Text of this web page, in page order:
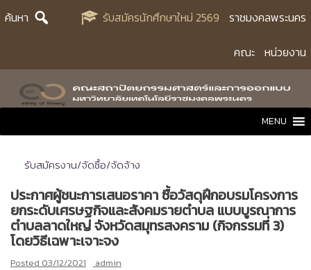
Skipค้นหา รับสมัครนักศึกษาใหม่ 2569 ราชมงคลพระนคร
คณะ หน่วยงาน
MENU
รับสมัครงาน/จัดซื้อ/จัดจ้าง
ประกาศผู้ชนะการเสนอราคา ซื้อวัสดุฝึกอบรมโครงการ
ยกระดับเศรษฐกิจและสังคมรายตำบล แบบบูรณาการ
ตำบลลาดใหญ่ จังหวัดสมุทรสงคราม (กิจกรรมที่ 3)
โดยวิธีเฉพาะเจาะจง
Posted 03/12/2021 admin